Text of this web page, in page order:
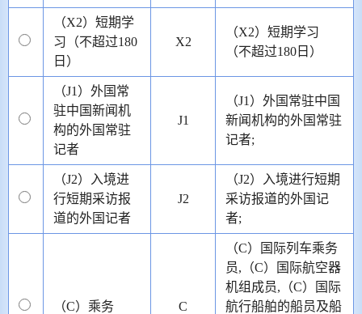
（X2）短期学
习（不超过180
日）
X2
（X2）短期学习
（不超过180日）
（J1）外国常
驻中国新闻机
构的外国常驻
记者
J1
（J1）外国常驻中国
新闻机构的外国常驻
记者;
（J2）入境进
行短期采访报
道的外国记者
J2
（J2）入境进行短期
采访报道的外国记
者;
（C）乘务 C
（C）国际列车乘务
员,（C）国际航空器
机组成员,（C）国际
航行船舶的船员及船